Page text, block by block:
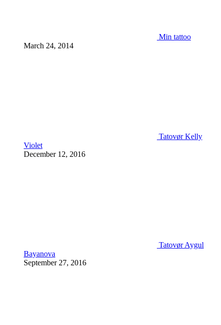
Min tattoo
March 24, 2014
Tatovør Kelly
Violet
December 12, 2016
Tatovør Aygul
Bayanova
September 27, 2016